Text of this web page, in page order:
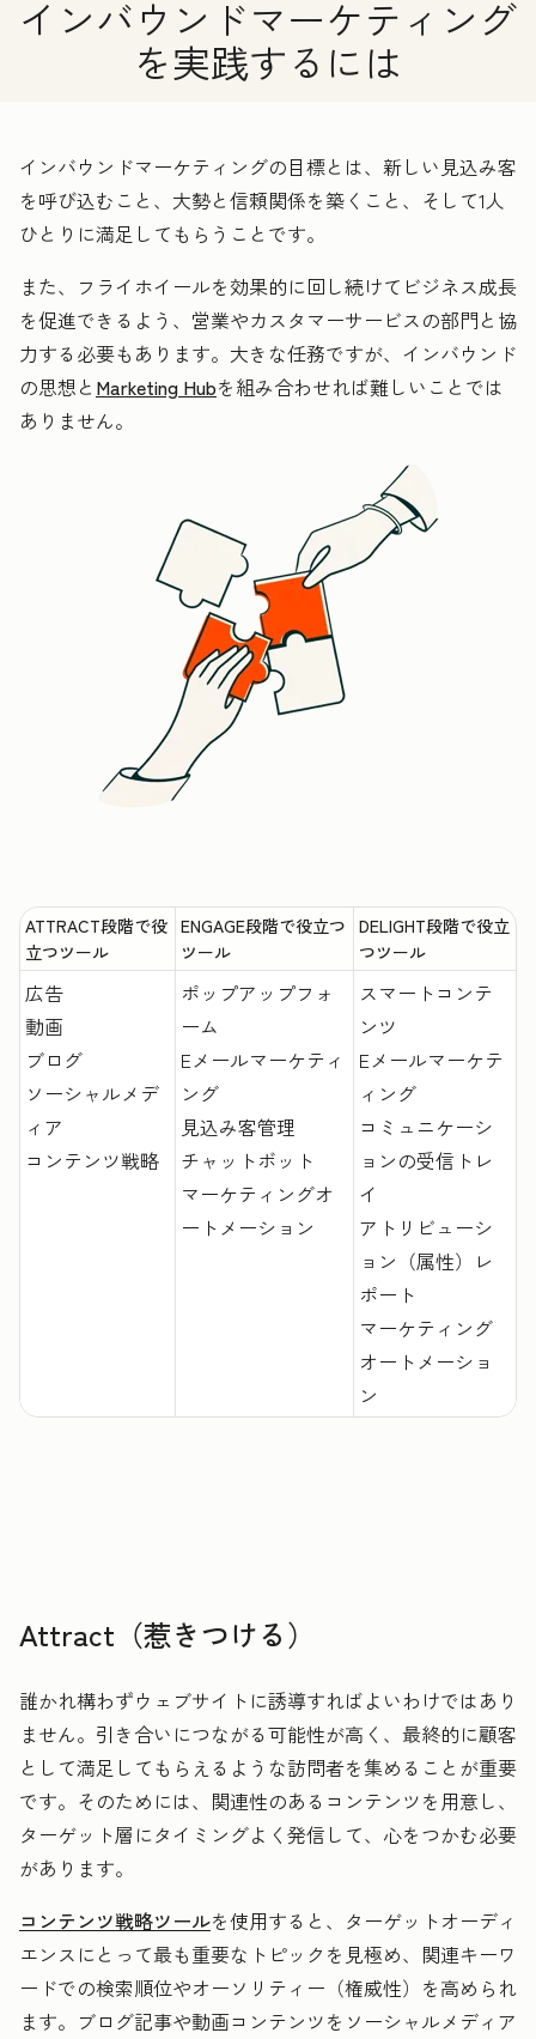
インバウンドマーケティング
を実践するには
インバウンドマーケティングの目標とは、新しい見込み客
を呼び込むこと、大勢と信頼関係を築くこと、そして1人
ひとりに満足してもらうことです。
また、フライホイールを効果的に回し続けてビジネス成長
を促進できるよう、営業やカスタマーサービスの部門と協
力する必要もあります。大きな任務ですが、インバウンド
の思想と Marketing Hubを組み合わせれば難しいことでは
ありません。
ATTRACT段階で役
立つツール
ENGAGE段階で役立つ
ツール
DELIGHT段階で役立
つツール
広告
動画
ブログ
ソーシャルメデ
ィア
コンテンツ戦略
ポップアップフォ
ーム
Eメールマーケティ
ング
見込み客管理
チャットボット
マーケティングオ
ートメーション
スマートコンテ
ンツ
Eメールマーケテ
ィング
コミュニケーシ
ョンの受信トレ
イ
アトリビューシ
ョン（属性）レ
ポート
マーケティング
オートメーショ
ン
Attract（惹きつける）
誰かれ構わずウェブサイトに誘導すればよいわけではあり
ません。 引き合いにつながる可能性が高く、最終的に顧客
として満足してもらえるような訪問者を集めることが重要
です。そのためには、関連性のあるコンテンツを用意し、
ターゲット層にタイミングよく発信して、心をつかむ必要
があります。
コンテンツ戦略ツールを使用すると、ターゲットオーディ
エンスにとって最も重要なトピックを見極め、関連キーワ
ードでの検索順位やオーソリティー（権威性）を高められ
ます。ブログ記事や動画コンテンツをソーシャルメディア